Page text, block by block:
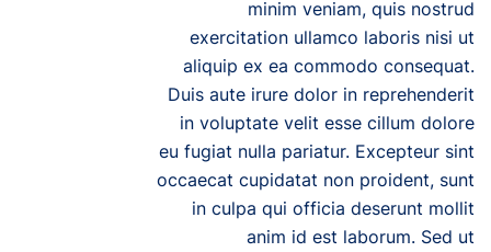
minim veniam, quis nostrud
exercitation ullamco laboris nisi ut
aliquip ex ea commodo consequat.
Duis aute irure dolor in reprehenderit
in voluptate velit esse cillum dolore
eu fugiat nulla pariatur. Excepteur sint
occaecat cupidatat non proident, sunt
in culpa qui officia deserunt mollit
anim id est laborum. Sed ut